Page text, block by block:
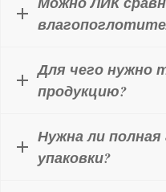
Для чего нужно
продукцию?
Нужна ли
упаковки?